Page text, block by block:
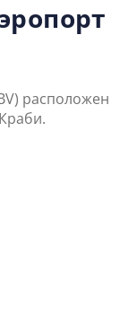
расположен